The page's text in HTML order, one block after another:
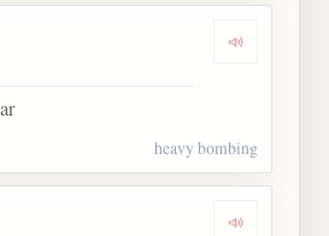
Dengarkan
heavy bombing